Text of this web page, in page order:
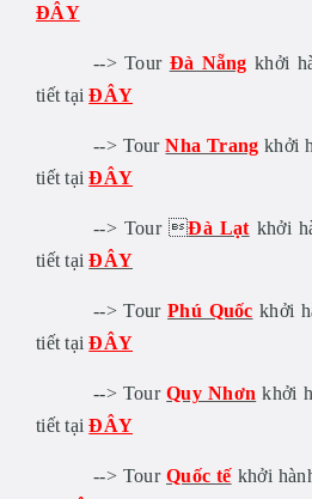
ĐÂY
--> Tour Đà Nẵng khởi
tiết tạiĐÂY
--> TourNha Trang khởi
tiết tạiĐÂY
--> Tour Đà Lạt khởi
tiết tạiĐÂY
--> TourPhú Quốc khởi
tiết tạiĐÂY
--> TourQuy Nhơn khởi
tiết tạiĐÂY
--> Tour Quốc tế khởi